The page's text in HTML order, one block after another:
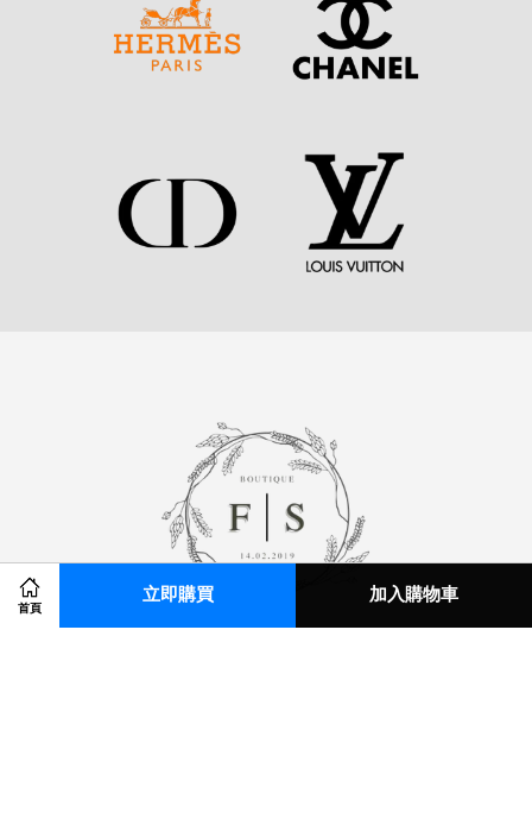
首頁
立即購買 加入購物車